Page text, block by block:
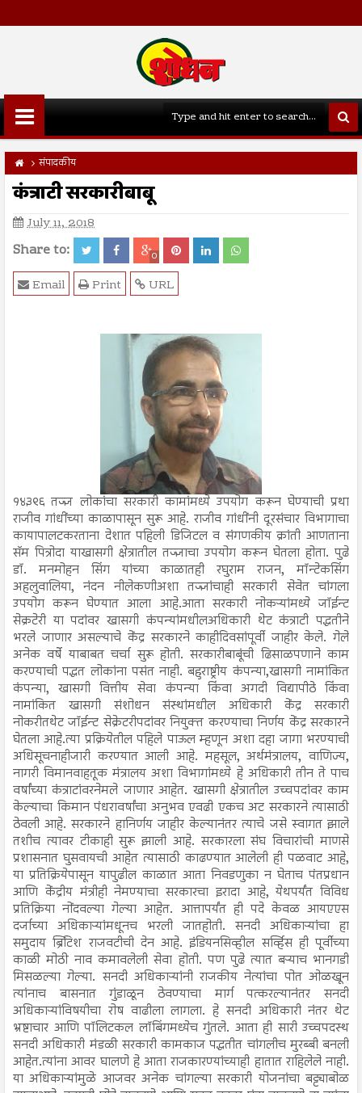
संपादकीय
कंत्राटी सरकारीबाबू
July 11, 2018
Share to: 0
URL
Print
Email
१४३९६ तज्ज्ञ लोकांचा सरकारी कामांमध्ये उपयोग करून घेण्याची प्रथा
राजीव गांधींच्या काळापासून सुरू आहे. राजीव गांधींनी दूरसंचार विभागाचा
कायापालटकरताना देशात पहिली डिजिटल व संगणकीय क्रांती आणताना
सॅम पित्रोदा याखासगी क्षेत्रातील तज्ज्ञाचा उपयोग करून घेतला होता. पुढे
डॉ. मनमोहन सिंग यांच्या काळातही रघुराम राजन, मॉन्टेकसिंग
अहलुवालिया, नंदन नीलेकणीअशा तज्ज्ञांचाही सरकारी सेवेत चांगला
उपयोग करून घेण्यात आला आहे.आता सरकारी नोकऱ्यांमध्ये जॉईन्ट
सेक्रटेरी या पदांवर खासगी कंपन्यांमधीलअधिकारी थेट कंत्राटी पद्धतीने
भरले जाणार असल्याचे केंद्र सरकारने काहीदिवसांपूर्वी जाहीर केले. गेले
अनेक वर्षे याबाबत चर्चा सुरू होती. सरकारीबाबूंची ढिसाळपणाने काम
करण्याची पद्धत लोकांना पसंत नाही. बहुराष्ट्रीय कंपन्या,खासगी नामांकित
कंपन्या, खासगी वित्तीय सेवा कंपन्या किंवा अगदी विद्यापीठे किंवा
नामांकित खासगी संशोधन संस्थांमधील अधिकारी केंद्र सरकारी
नोकरीतथेट जॉईन्ट सेक्रेटरीपदांवर नियुक्त करण्याचा निर्णय केंद्र सरकारने
घेतला आहे.त्या प्रक्रियेतील पहिले पाऊल म्हणून अशा दहा जागा भरण्याची
अधिसूचनाहीजारी करण्यात आली आहे. महसूल, अर्थमंत्रालय, वाणिज्य,
नागरी विमानवाहतूक मंत्रालय अशा विभागांमध्ये हे अधिकारी तीन ते पाच
वर्षांच्या कंत्राटांवरनेमले जाणार आहेत. खासगी क्षेत्रातील उच्चपदांवर काम
केल्याचा किमान पंधरावर्षांचा अनुभव एवढी एकच अट सरकारने त्यासाठी
ठेवली आहे. सरकारने हानिर्णय जाहीर केल्यानंतर त्याचे जसे स्वागत झाले
तशीच त्यावर टीकाही सुरू झाली आहे. सरकारला संघ विचारांची माणसे
प्रशासनात घुसवायची आहेत त्यासाठी काढण्यात आलेली ही पळवाट आहे,
या प्रतिक्रियेपासून यापुढील काळात आता निवडणुका न घेताच पंतप्रधान
आणि केंद्रीय मंत्रीही नेमण्याचा सरकारचा इरादा आहे, येथपर्यंत विविध
प्रतिक्रिया नोंदवल्या गेल्या आहेत. आत्तापर्यंत ही पदे केवळ आयएएस
दर्जाच्या अधिकाऱ्यांमधूनच भरली जातहोती. सनदी अधिकाऱ्यांचा हा
समुदाय ब्रिटिश राजवटीची देन आहे. इंडियनसिव्हील सर्व्हिस ही पूर्वीच्या
काळी मोठी नाव कमावलेली सेवा होती. पण पुढे त्यात बऱ्याच भानगडी
मिसळल्या गेल्या. सनदी अधिकाऱ्यांनी राजकीय नेत्यांचा पोत ओळखून
त्यांनाच बासनात गुंडाळून ठेवण्याचा मार्ग पत्करल्यानंतर सनदी
अधिकाऱ्यांविषयीचा रोष वाढीला लागला. हे सनदी अधिकारी नंतर थेट
भ्रष्टाचार आणि पॉलिटकल लॉबिंगमध्येच गुंतले. आता ही सारी उच्चपदस्थ
सनदी अधिकारी मंडळी सरकारी कामकाज पद्धतीत चांगलीच मुरब्बी बनली
आहेत.त्यांना आवर घालणे हे आता राजकारण्यांच्याही हातात राहिलेले नाही.
या अधिकाऱ्यांमुळे आजवर अनेक चांगल्या सरकारी योजनांचा बट्ट्याबोळ